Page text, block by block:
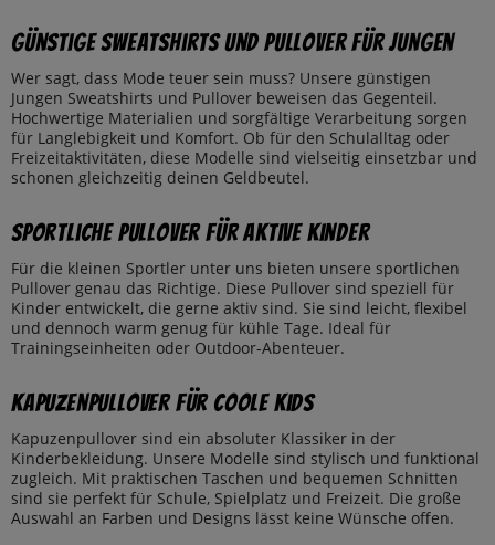
Günstige Sweatshirts und Pullover für Jungen
Wer sagt, dass Mode teuer sein muss? Unsere günstigen
Jungen Sweatshirts und Pullover beweisen das Gegenteil.
Hochwertige Materialien und sorgfältige Verarbeitung sorgen
für Langlebigkeit und Komfort. Ob für den Schulalltag oder
Freizeitaktivitäten, diese Modelle sind vielseitig einsetzbar und
schonen gleichzeitig deinen Geldbeutel.
Sportliche Pullover für Aktive Kinder
Für die kleinen Sportler unter uns bieten unsere sportlichen
Pullover genau das Richtige. Diese Pullover sind speziell für
Kinder entwickelt, die gerne aktiv sind. Sie sind leicht, flexibel
und dennoch warm genug für kühle Tage. Ideal für
Trainingseinheiten oder Outdoor-Abenteuer.
Kapuzenpullover für Coole Kids
Kapuzenpullover sind ein absoluter Klassiker in der
Kinderbekleidung. Unsere Modelle sind stylisch und funktional
zugleich. Mit praktischen Taschen und bequemen Schnitten
sind sie perfekt für Schule, Spielplatz und Freizeit. Die große
Auswahl an Farben und Designs lässt keine Wünsche offen.